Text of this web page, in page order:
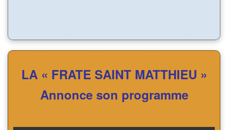
LA « FRATE SAINT MATTHIEU »
Annonce son programme